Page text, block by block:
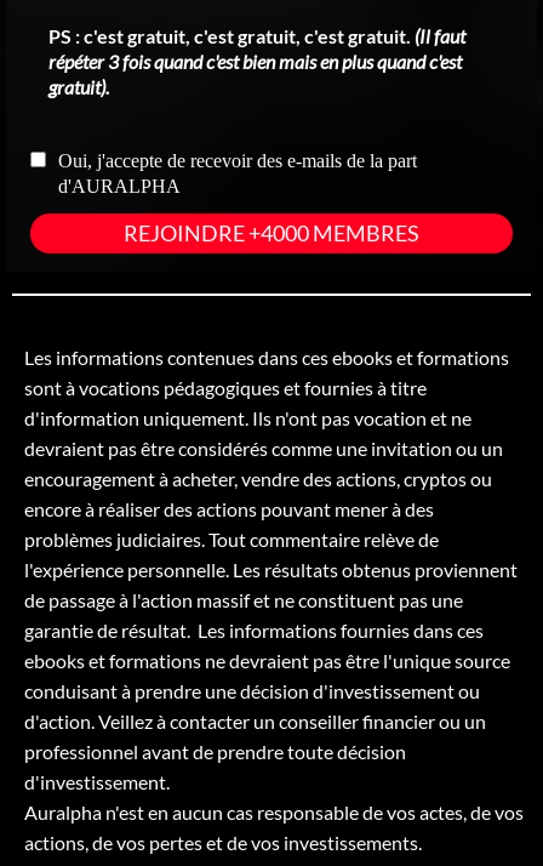
PS : c'est gratuit, c'est gratuit, c'est gratuit. (Il faut
répéter 3 fois quand c'est bien mais en plus quand c'est
gratuit).
Oui, j'accepte de recevoir des e-mails de la part
d'AURALPHA
REJOINDRE +4000 MEMBRES
Les informations contenues dans ces ebooks et formations
sont à vocations pédagogiques et fournies à titre
d'information uniquement. Ils n'ont pas vocation et ne
devraient pas être considérés comme une invitation ou un
encouragement à acheter, vendre des actions, cryptos ou
encore à réaliser des actions pouvant mener à des
problèmes judiciaires. Tout commentaire relève de
l'expérience personnelle. Les résultats obtenus proviennent
de passage à l'action massif et ne constituent pas une
garantie de résultat. Les informations fournies dans ces
ebooks et formations ne devraient pas être l'unique source
conduisant à prendre une décision d'investissement ou
d'action. Veillez à contacter un conseiller financier ou un
professionnel avant de prendre toute décision
d'investissement.
Auralpha n'est en aucun cas responsable de vos actes, de vos
actions, de vos pertes et de vos investissements.